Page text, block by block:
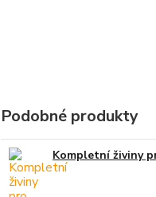
Podobné produkty
Kompletní živiny